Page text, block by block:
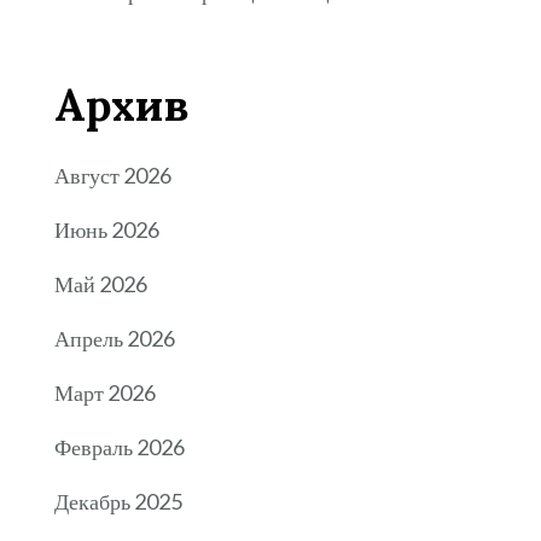
Архив
Август 2026
Июнь 2026
Май 2026
Апрель 2026
Март 2026
Февраль 2026
Декабрь 2025